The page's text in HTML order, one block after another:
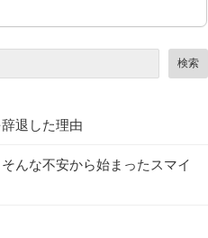
検索
退した理由
んな不安から始まったスマイ